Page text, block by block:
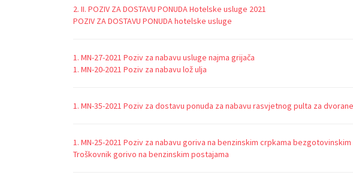
2. II. POZIV ZA DOSTAVU PONUDA Hotelske usluge 2021
POZIV ZA DOSTAVU PONUDA hotelske usluge
1. MN-27-2021 Poziv za nabavu usluge najma grijača
1. MN-20-2021 Poziv za nabavu lož ulja
1. MN-35-2021 Poziv za dostavu ponuda za nabavu rasvjetnog pulta za dvorane
1. MN-25-2021 Poziv za nabavu goriva na benzinskim crpkama
Troškovnik gorivo na benzinskim postajama